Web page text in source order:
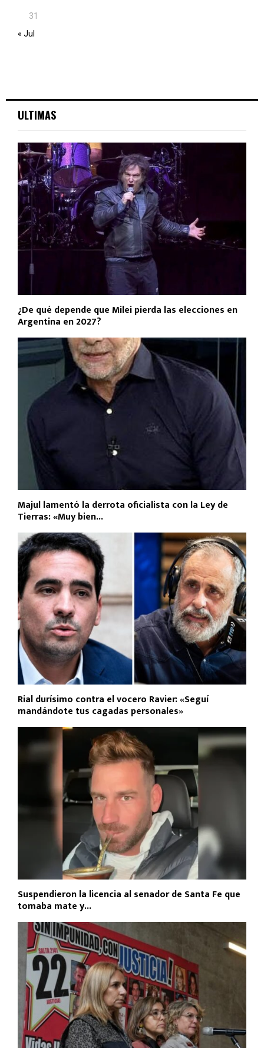
31
« Jul
ULTIMAS
¿De qué depende que Milei pierda las elecciones en
Argentina en 2027?
Majul lamentó la derrota oficialista con la Ley de
Tierras: «Muy bien...
Rial durísimo contra el vocero Ravier: «Seguí
mandándote tus cagadas personales»
Suspendieron la licencia al senador de Santa Fe que
tomaba mate y...